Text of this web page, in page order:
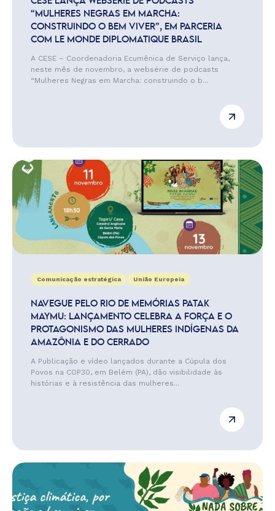
“MULHERES NEGRAS EM MARCHA:
CONSTRUINDO O BEM VIVER”, EM PARCERIA
COM LE MONDE DIPLOMATIQUE BRASIL
A CESE – Coordenadoria Ecumênica de Serviço lança,
neste mês de novembro, a websérie de podcasts
“Mulheres Negras em Marcha: construindo o b...
Comunicação estratégica União Europeia
NAVEGUE PELO RIO DE MEMÓRIAS PATAK
MAYMU: LANÇAMENTO CELEBRA A FORÇA E O
PROTAGONISMO DAS MULHERES INDÍGENAS DA
AMAZÔNIA E DO CERRADO
A Publicação e vídeo lançados durante a Cúpula dos
Povos na COP30, em Belém (PA), dão visibilidade às
histórias e à resistência das mulheres...